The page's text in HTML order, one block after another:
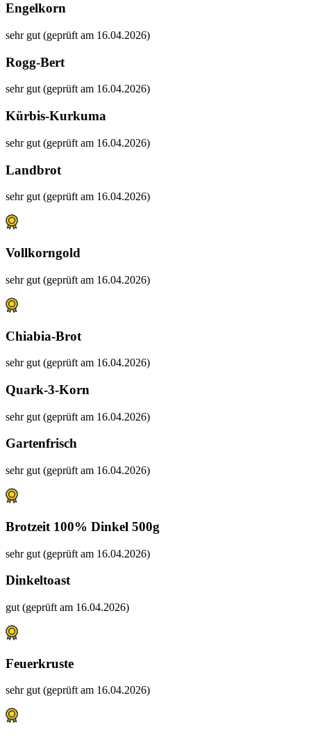
Engelkorn
sehr gut (geprüft am 16.04.2026)
Rogg-Bert
sehr gut (geprüft am 16.04.2026)
Kürbis-Kurkuma
sehr gut (geprüft am 16.04.2026)
Landbrot
sehr gut (geprüft am 16.04.2026)
Vollkorngold
sehr gut (geprüft am 16.04.2026)
Chiabia-Brot
sehr gut (geprüft am 16.04.2026)
Quark-3-Korn
sehr gut (geprüft am 16.04.2026)
Gartenfrisch
sehr gut (geprüft am 16.04.2026)
Brotzeit 100% Dinkel 500g
sehr gut (geprüft am 16.04.2026)
Dinkeltoast
gut (geprüft am 16.04.2026)
Feuerkruste
sehr gut (geprüft am 16.04.2026)